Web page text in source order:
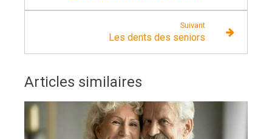
Suivant
Les dents des seniors
Articles similaires